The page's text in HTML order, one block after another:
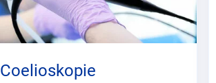
Coelioskopie